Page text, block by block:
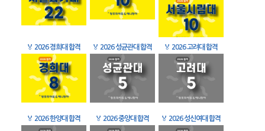
🏅 2026 경희대 합격 🏅 2026 성균관대 합격 🏅 2026 고려대 합격
🏅 2026 한양대 합격 🏅 2026 중앙대 합격 🏅 2026 성신여대 합격